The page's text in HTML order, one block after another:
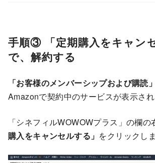
手順③ 「定期購入をキャン
で、解約する
「お客様のメンバーシップおよび購読
Amazonで契約中のサービスが表示され
「シネフィルWOWOWプラス」の欄の
購入をキャンセルする」 をクリックしま